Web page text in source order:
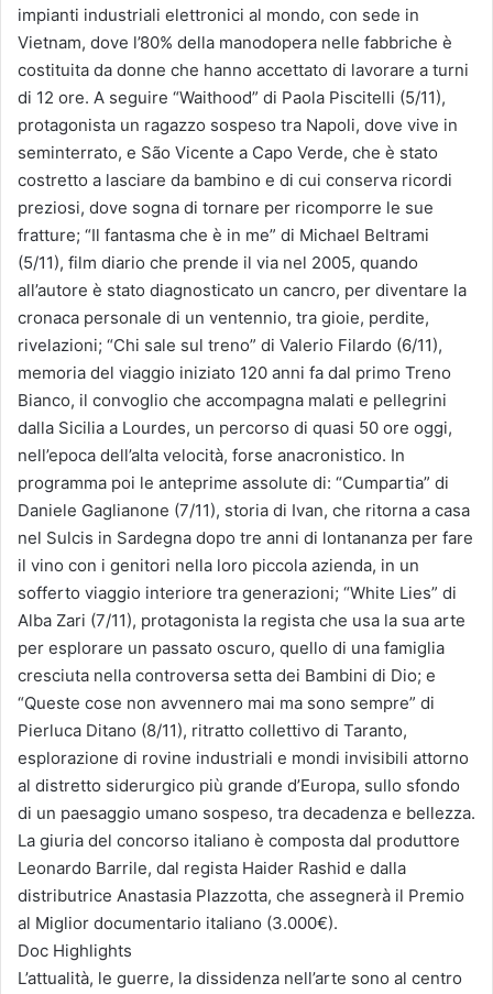
impianti industriali elettronici al mondo, con sede in
Vietnam, dove l’80% della manodopera nelle fabbriche è
costituita da donne che hanno accettato di lavorare a turni
di 12 ore. A seguire “Waithood” di Paola Piscitelli (5/11),
protagonista un ragazzo sospeso tra Napoli, dove vive in
seminterrato, e São Vicente a Capo Verde, che è stato
costretto a lasciare da bambino e di cui conserva ricordi
preziosi, dove sogna di tornare per ricomporre le sue
fratture; “Il fantasma che è in me” di Michael Beltrami
(5/11), film diario che prende il via nel 2005, quando
all’autore è stato diagnosticato un cancro, per diventare la
cronaca personale di un ventennio, tra gioie, perdite,
rivelazioni; “Chi sale sul treno” di Valerio Filardo (6/11),
memoria del viaggio iniziato 120 anni fa dal primo Treno
Bianco, il convoglio che accompagna malati e pellegrini
dalla Sicilia a Lourdes, un percorso di quasi 50 ore oggi,
nell’epoca dell’alta velocità, forse anacronistico. In
programma poi le anteprime assolute di: “Cumpartia” di
Daniele Gaglianone (7/11), storia di Ivan, che ritorna a casa
nel Sulcis in Sardegna dopo tre anni di lontananza per fare
il vino con i genitori nella loro piccola azienda, in un
sofferto viaggio interiore tra generazioni; “White Lies” di
Alba Zari (7/11), protagonista la regista che usa la sua arte
per esplorare un passato oscuro, quello di una famiglia
cresciuta nella controversa setta dei Bambini di Dio; e
“Queste cose non avvennero mai ma sono sempre” di
Pierluca Ditano (8/11), ritratto collettivo di Taranto,
esplorazione di rovine industriali e mondi invisibili attorno
al distretto siderurgico più grande d’Europa, sullo sfondo
di un paesaggio umano sospeso, tra decadenza e bellezza.
La giuria del concorso italiano è composta dal produttore
Leonardo Barrile, dal regista Haider Rashid e dalla
distributrice Anastasia Plazzotta, che assegnerà il Premio
al Miglior documentario italiano (3.000€).
Doc Highlights
L’attualità, le guerre, la dissidenza nell’arte sono al centro